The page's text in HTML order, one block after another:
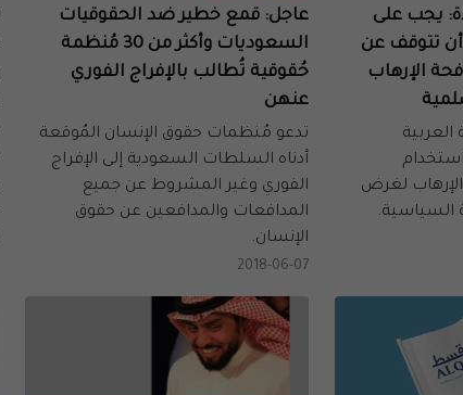
يجب على
تتوقف عن
الإرهاب
لغرض
السياسية.
عاجل: قمع خطير ضد الحقوقيات
السعوديات وأكثر من 30 مُنظمة
حُقوقية تُطالب بالإفراج الفوري
عنهن
تدعو مُنظمات حقوق الإنسان المُوقعة
أدناه السلطات السعودية إلى الإفراج
الفوري وغير المشروط عن جميع
المدافعات والمدافعين عن حقوق
الإنسان.
2018-06-07